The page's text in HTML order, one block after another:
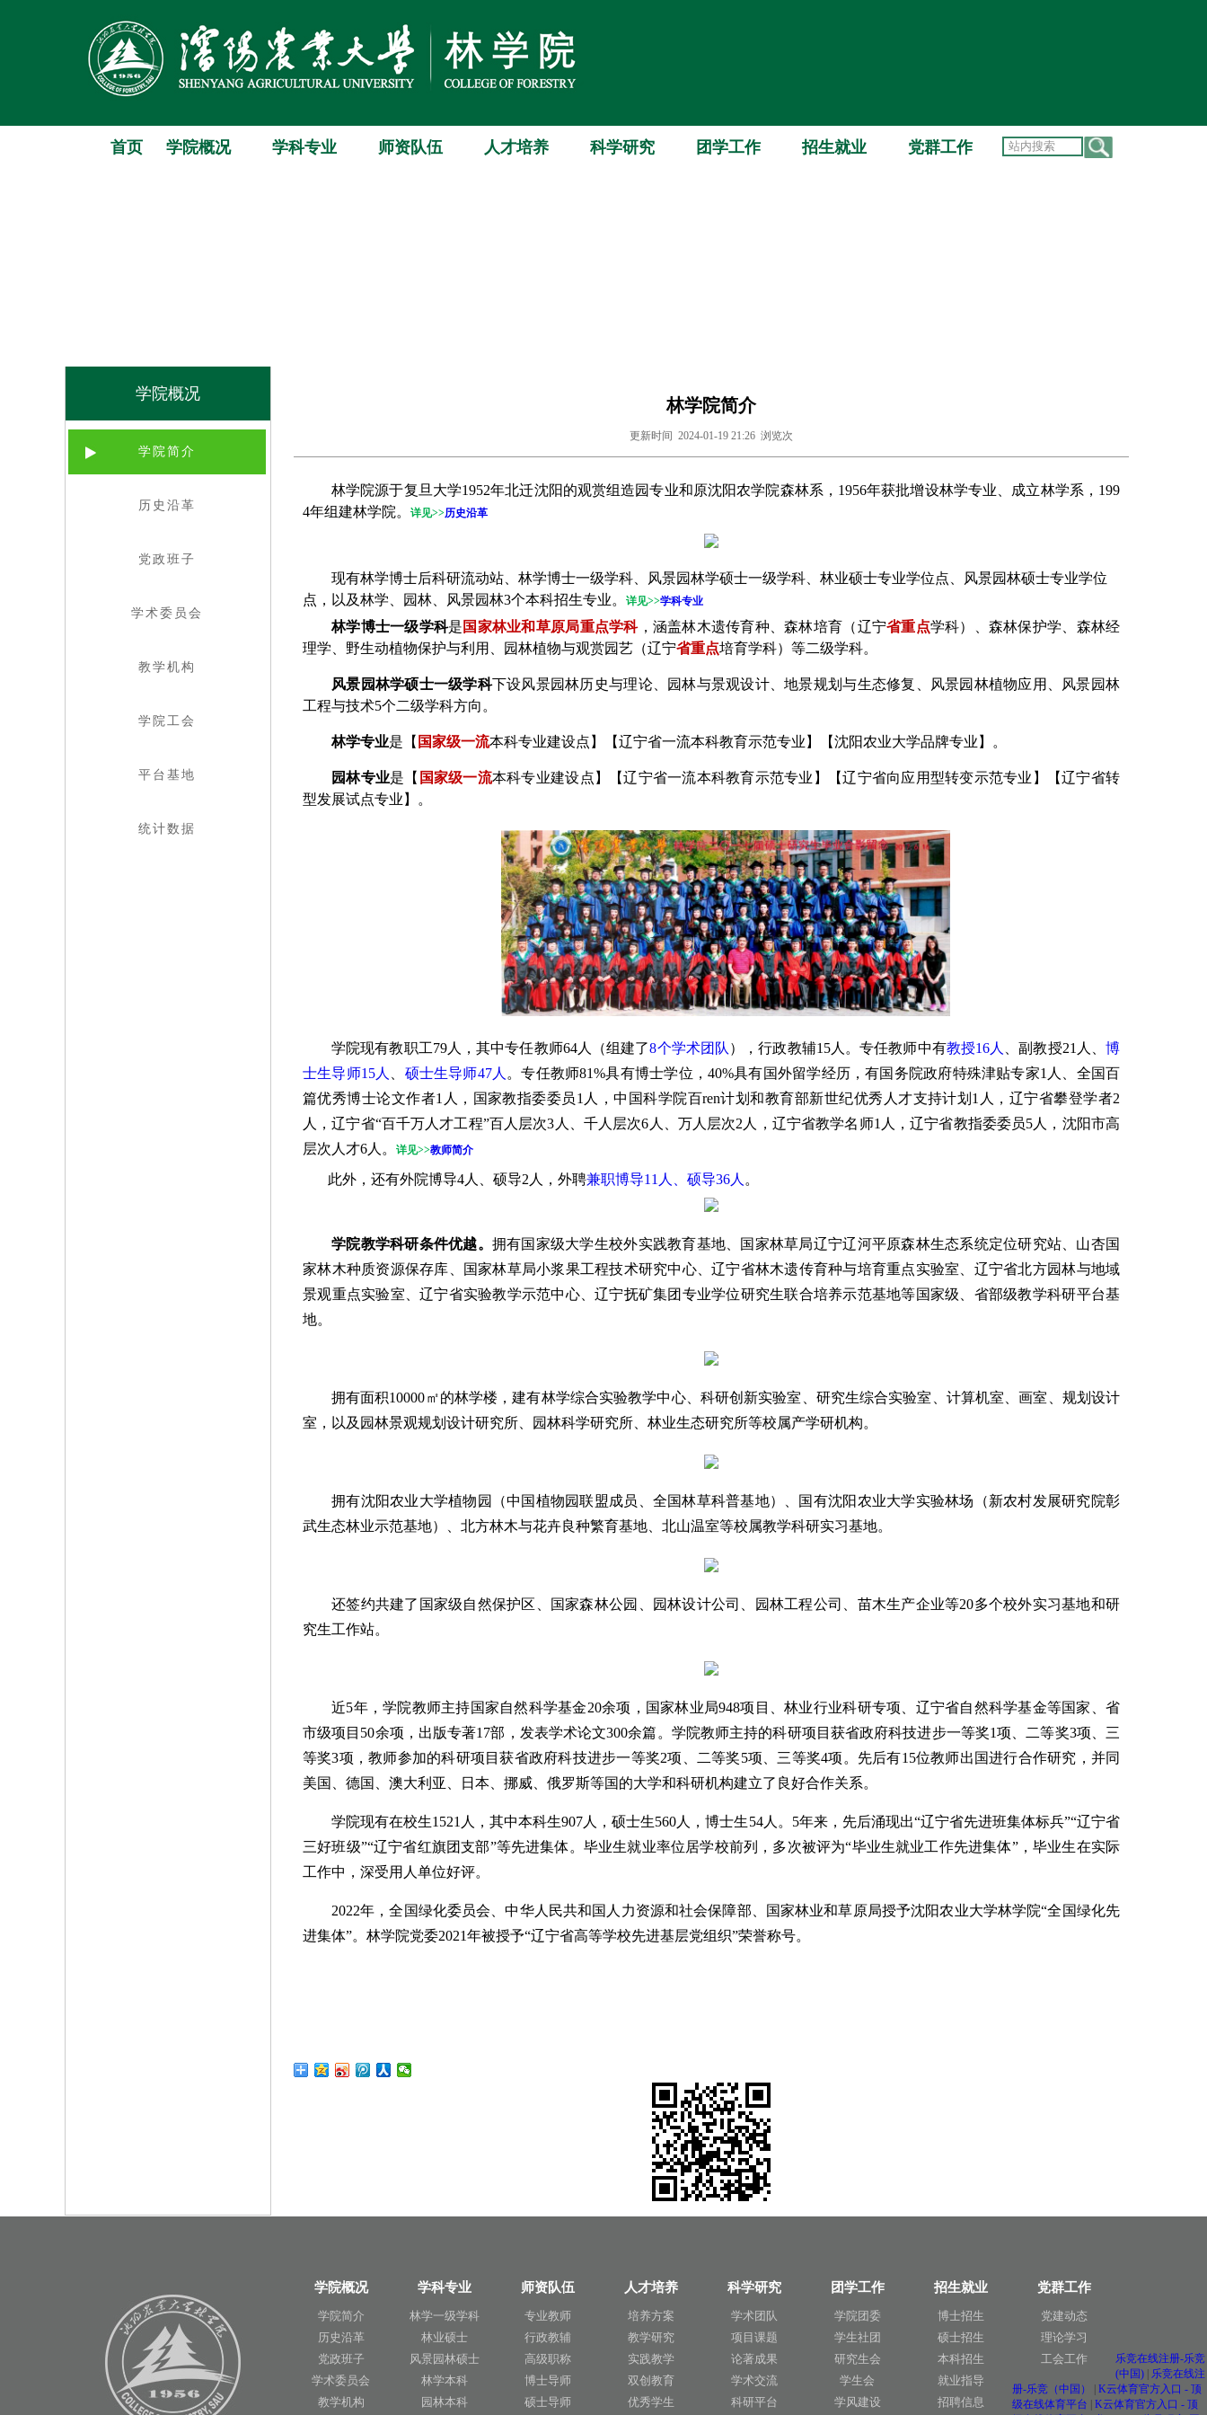
首页 学院概况 学科专业 师资队伍 人才培养 科学研究 团学工作 招生就业 党群工作
学院概况
学院简介
历史沿革
党政班子
学术委员会
教学机构
学院工会
平台基地
统计数据
林学院简介
更新时间 2024-01-19 21:26 浏览次
林学院源于复旦大学1952年北迁沈阳的观赏组造园专业和原沈阳农学院森林系，1956年获批增设林学专业、成立林学系，199
4年组建林学院。 详见>>历史沿革
现有林学博士后科研流动站、林学博士一级学科、风景园林学硕士一级学科、林业硕士专业学位点、风景园林硕士专业学位
点，以及林学、园林、风景园林3个本科招生专业。
详见>>学科专业
林学博士一级学科是 国家林业和草原局重点学科，涵盖林木遗传育种、森林培育（辽宁省重点学科）、森林保护学、森林经
理学、野生动植物保护与利用、园林植物与观赏园艺（辽宁省重点培育学科）等二级学科。
风景园林学硕士一级学科下设风景园林历史与理论、园林与景观设计、地景规划与生态修复、风景园林植物应用、风景园林
工程与技术5个二级学科方向。
林学专业是【 国家级一流本科专业建设点】【辽宁省一流本科教育示范专业】【沈阳农业大学品牌专业】。
园林专业是【 国家级一流本科专业建设点】【辽宁省一流本科教育示范专业】【辽宁省向应用型转变示范专业】
【辽宁省转
型发展试点专业】。
学院现有教职工79人，其中专任教师64人（组建了8个学术团队 ），行政教辅15人。专任教师中有教授16人 、副教授21人、博
士生导师15人
硕士生导师47人 。专任教师81%具有博士学位，40%具有国外留学经历，有国务院政府特殊津贴专家1人、全国百
篇优秀博士论文作者1人，国家教指委委员1人，中国科学院百ren计划和教育部新世纪优秀人才支持计划1人，辽宁省攀登学者2
人，辽宁省“百千万人才工程”百人层次3人、千人层次6人、万人层次2人，辽宁省教学名师1人，辽宁省教指委委员5人，沈阳市高
层次人才6人。
详见>>教师简介
此外，还有外院博导4人、硕导2人，外聘兼职博导11人、硕导36人 。
学院教学科研条件优越。 拥有国家级大学生校外实践教育基地、国家林草局辽宁辽河平原森林生态系统定位研究站、山杏国
家林木种质资源保存库、国家林草局小浆果工程技术研究中心、辽宁省林木遗传育种与培育重点实验室、 辽宁省北方园林与地域
景观重点实验室、辽宁省实验教学示范中心、辽宁抚矿集团专业学位研究生联合培养示范基地等国家级、省部级教学科研平台基
地。
拥有面积10000㎡的林学楼，建有林学综合实验教学中心、科研创新实验室、研究生综合实验室、计算机室、画室、规划设计
室，以及园林景观规划设计研究所、园林科学研究所、林业生态研究所等校属产学研机构。
拥有沈阳农业大学植物园（中国植物园联盟成员、全国林草科普基地）、 国有沈阳农业大学实验林场（新农村发展研究院彰
武生态林业示范基地）、北方林木与花卉良种繁育基地、北山温室等校属教学科研实习基地。
还签约共建了国家级自然保护区、国家森林公园、园林设计公司、园林工程公司、苗木生产企业等20多个校外实习基地和研
究生工作站。
近5年，学院教师主持国家自然科学基金20余项，国家林业局948项目、林业行业科研专项、辽宁省自然科学基金等国家、省
市级项目50余项，出版专著17部，发表学术论文300余篇。学院教师主持的科研项目获省政府科技进步一等奖1项、二等奖3项、三
等奖3项，教师参加的科研项目获省政府科技进步一等奖2项、二等奖5项、三等奖4项。 先后有15位教师出国进行合作研究，并同
美国、德国、澳大利亚、日本、挪威、俄罗斯等国的大学和科研机构建立了良好合作关系。
学院现有在校生1521人，其中本科生907人，硕士生560人，博士生54人。5年来，先后涌现出“辽宁省先进班集体标兵”“辽宁省
三好班级”“辽宁省红旗团支部”等先进集体。毕业生就业率位居学校前列，多次被评为“毕业生就业工作先进集体”，毕业生在实际
工作中，深受用人单位好评。
2022年，全国绿化委员会、中华人民共和国人力资源和社会保障部、国家林业和草原局授予沈阳农业大学林学院“全国绿化先
进集体”。林学院党委2021年被授予“辽宁省高等学校先进基层党组织”荣誉称号。
学院概况
学院简介
历史沿革
党政班子
学术委员会
教学机构
学科专业
林学一级学科
林业硕士
风景园林硕士
林学本科
园林本科
师资队伍
专业教师
行政教辅
高级职称
博士导师
硕士导师
人才培养
培养方案
教学研究
实践教学
双创教育
优秀学生
科学研究
学术团队
项目课题
论著成果
学术交流
科研平台
团学工作
学院团委
学生社团
研究生会
学生会
学风建设
招生就业
博士招生
硕士招生
本科招生
就业指导
招聘信息
党群工作
党建动态
理论学习
工会工作
乐竞在线注册-乐竞
(中国)
乐竞在线注
册-乐竞（中国）
K云体育官方入口 - 顶
级在线体育平台
K云体育官方入口 - 顶